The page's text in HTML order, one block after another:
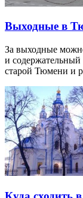
Выходные в
За выходные
и
старой Тюмени и